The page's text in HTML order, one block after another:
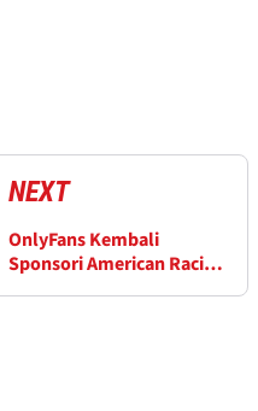
NEXT
OnlyFans Kembali
Sponsori American Racing